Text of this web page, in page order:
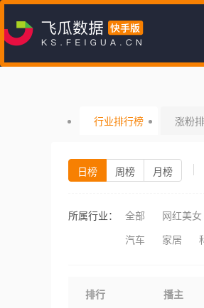
行业排行榜 涨粉
日榜 周榜 月榜
所属行业： 全部 网红美女
汽车
家居
排行 播主